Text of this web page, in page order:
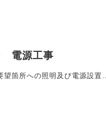
電源工事
望箇所への照明及び電源設置…